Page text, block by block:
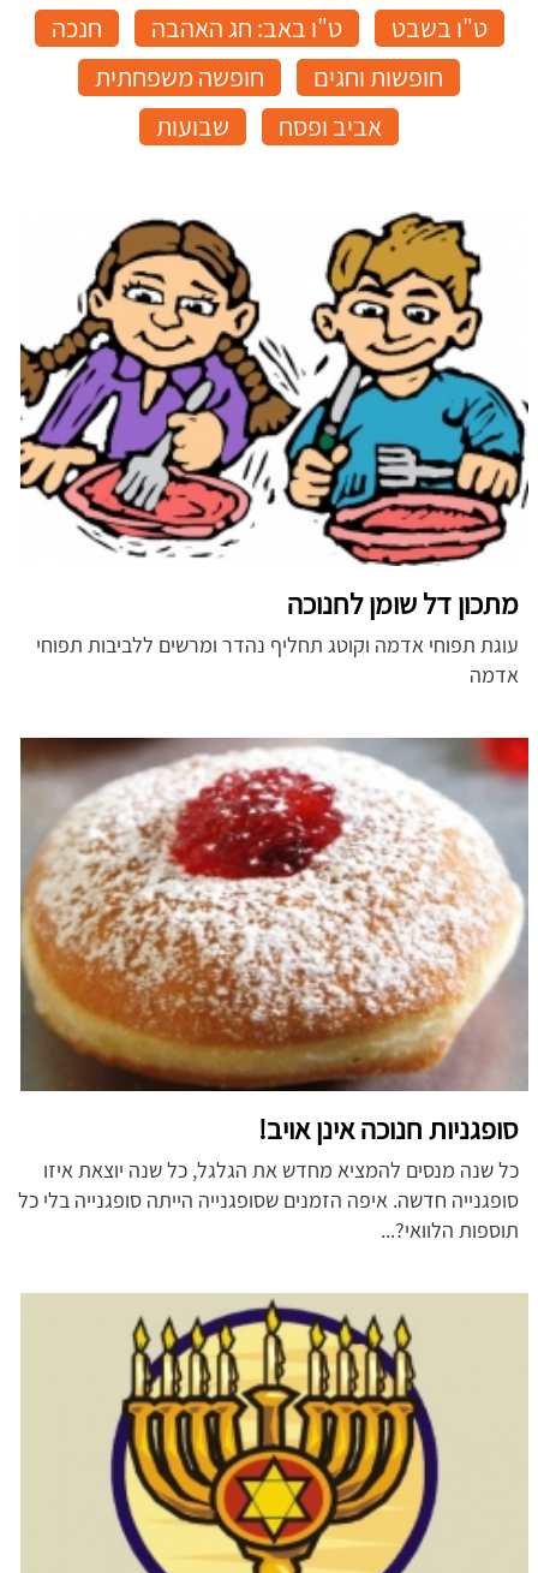
ט"ו בשבט
ט"ו באב: חג האהבה
חנכה
חופשות וחגים
חופשה משפחתית
אביב ופסח
שבועות
מתכון דל שומן לחנוכה
עוגת תפוחי אדמה וקוטג תחליף נהדר ומרשים ללביבות תפוחי
אדמה
סופגניות חנוכה אינן אויב!
כל שנה מנסים להמציא מחדש את הגלגל, כל שנה יוצאת איזו
סופגנייה חדשה. איפה הזמנים שסופגנייה הייתה סופגנייה בלי כל
תוספות הלוואי?...